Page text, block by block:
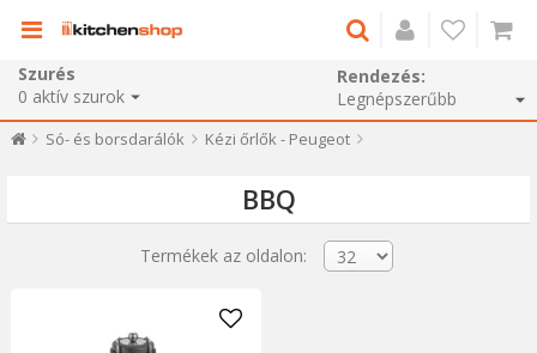
Szurés
0 aktív szurok
Rendezés:
Só- és borsdarálók Kézi őrlők - Peugeot
BBQ
Termékek az oldalon: